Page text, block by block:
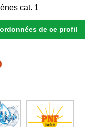
cat. 1
de ce profil